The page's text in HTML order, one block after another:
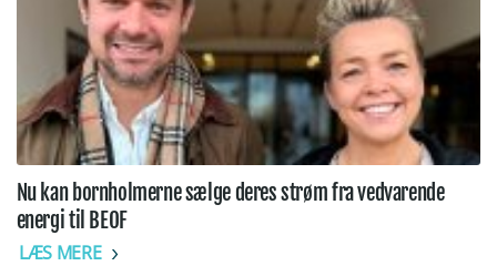
Nu kan bornholmerne sælge deres strøm fra vedvarende
energi til BEOF
LÆS MERE